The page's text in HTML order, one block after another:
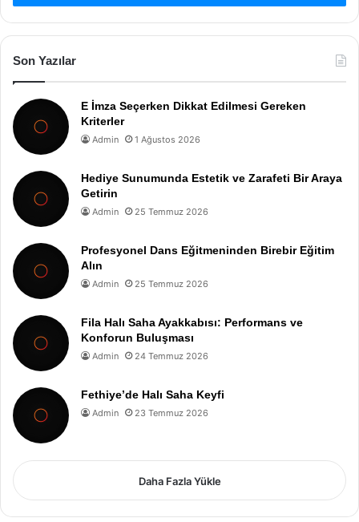
Son Yazılar
E İmza Seçerken Dikkat Edilmesi Gereken
Kriterler
Admin 1 Ağustos 2026
Hediye Sunumunda Estetik ve Zarafeti Bir Araya
Getirin
Admin 25 Temmuz 2026
Profesyonel Dans Eğitmeninden Birebir Eğitim
Alın
Admin 25 Temmuz 2026
Fila Halı Saha Ayakkabısı: Performans ve
Konforun Buluşması
Admin 24 Temmuz 2026
Fethiye’de Halı Saha Keyfi
Admin 23 Temmuz 2026
Daha Fazla Yükle